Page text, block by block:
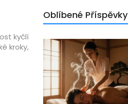
kyčlí
kroky,
Oblíbené Příspěvky